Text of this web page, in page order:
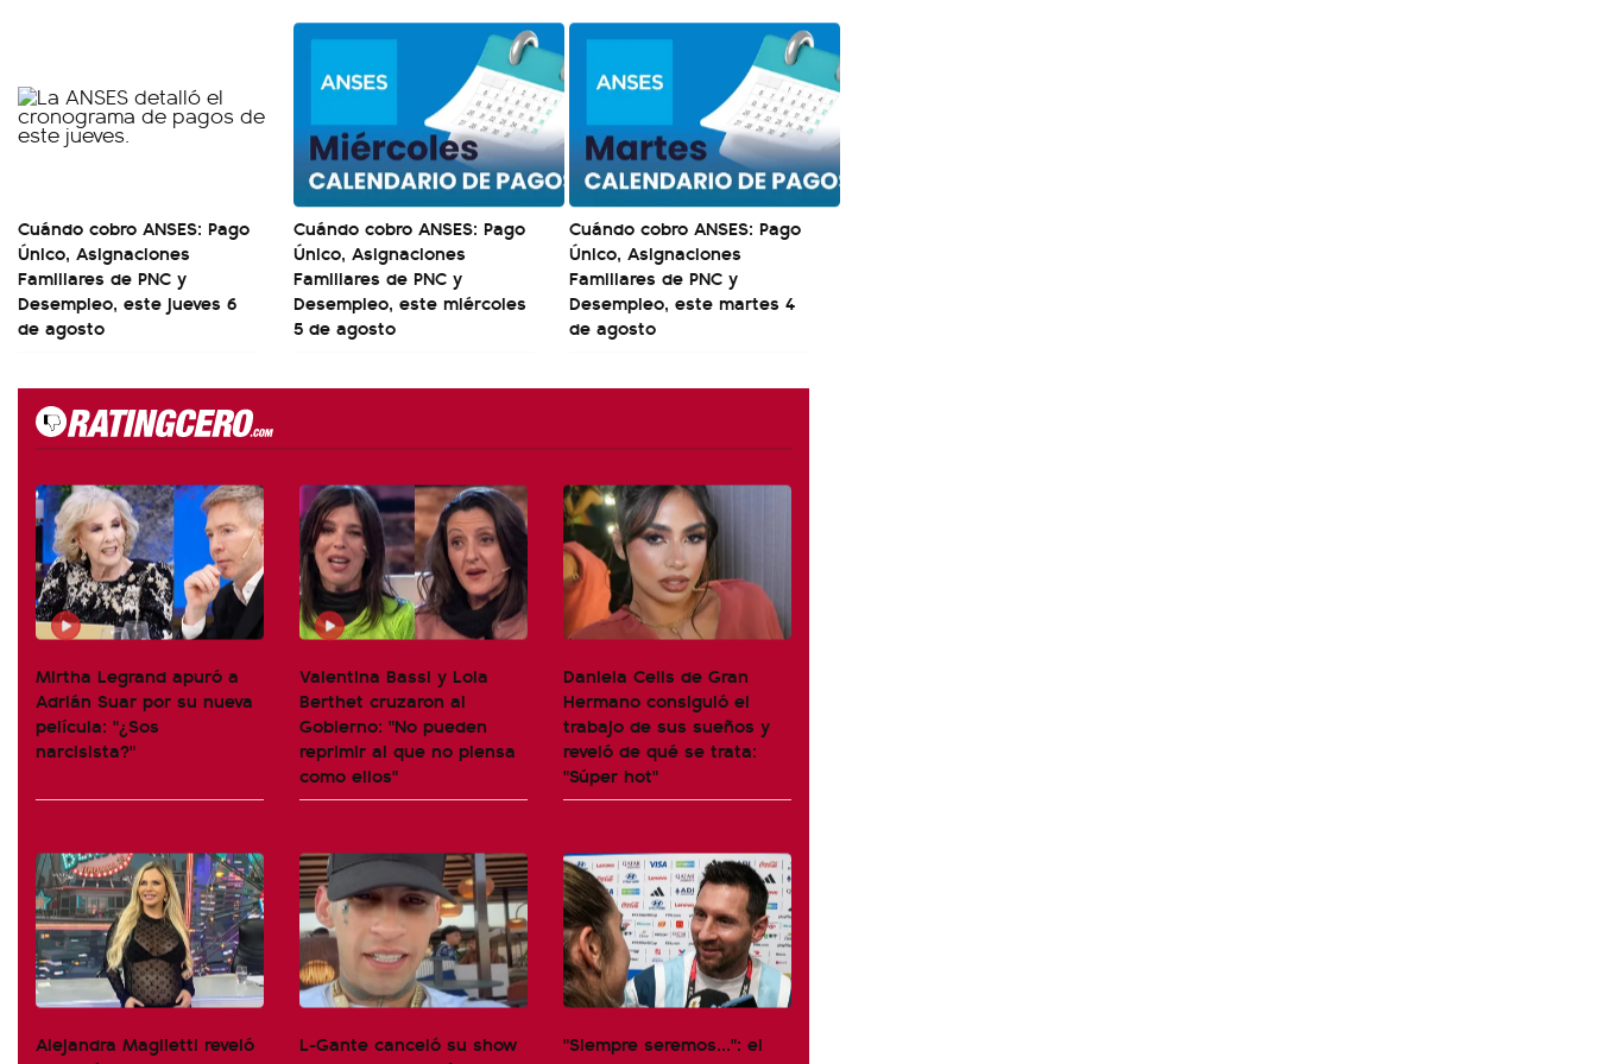
Cuándo cobro ANSES: Pago
Único, Asignaciones
Familiares de PNC y
Desempleo, este jueves 6
de agosto
Cuándo cobro ANSES: Pago
Único, Asignaciones
Familiares de PNC y
Desempleo, este miércoles
5 de agosto
Cuándo cobro ANSES: Pago
Único, Asignaciones
Familiares de PNC y
Desempleo, este martes 4
de agosto
Mirtha Legrand apuró a
Adrián Suar por su nueva
película: "¿Sos
narcisista?"
Valentina Bassi y Lola
Berthet cruzaron al
Gobierno: "No pueden
reprimir al que no piensa
como ellos"
Daniela Celis de Gran
Hermano consiguió el
trabajo de sus sueños y
reveló de qué se trata:
"Súper hot"
Alejandra Maglietti reveló
L-Gante canceló su show
"Siempre seremos...": el